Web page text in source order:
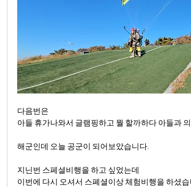
다음번은
아들 휴가나와서 글램핑하고 뭘 할까하다 아들과
해군인데 오늘 공군이 되어보았습니다.
지닌번 스페셜비행을 하고 싶었는데
이번에 다시 오셔서 스폐셜이상 체험비행을 하셨습